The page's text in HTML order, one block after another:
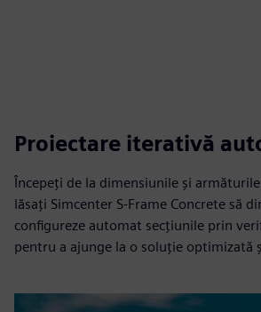
Proiectare iterativă
Începeți de la dimensiunile și
lăsați Simcenter S-Frame Concrete să
configureze automat secțiunile prin
pentru a ajunge la o soluție optimizată